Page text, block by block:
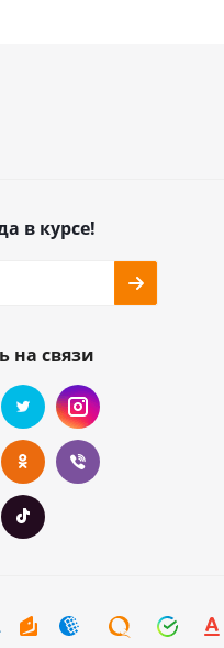
в курсе!
на связи